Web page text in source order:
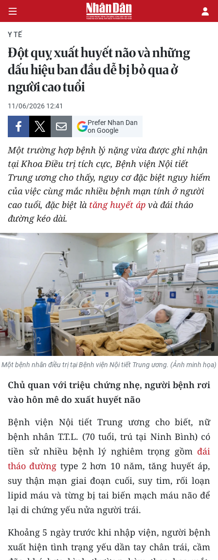
CHÍNH TRỊ
KINH TẾ
VĂN HÓA
XÃ HỘI
PHÁP LUẬT
DU LỊCH
THẾ GIỚI
THỂ THAO
GIÁO DỤC
KHOA HỌC - CÔNG NGHỆ
MÔI TRƯỜNG
BẠN ĐỌC
KIỂM CHỨNG THÔNG TIN
TRI THỨC CHUYÊN SÂU
54 DÂN TỘC VIỆT NAM
CHƯƠNG TRÌNH OCOP - MỖI XÃ
MỘT SẢN PHẨM
RADIO
MEDIA CENTER
E-Magazine
Video
Y TẾ
Đột quỵ xuất huyết não và những
dấu hiệu ban đầu dễ bị bỏ qua ở
người cao tuổi
11/06/2026 12:41
Prefer Nhan Dan
on Google
Một trường hợp bệnh lý nặng vừa được ghi nhận
tại Khoa Điều trị tích cực, Bệnh viện Nội tiết
Trung ương cho thấy, nguy cơ đặc biệt nguy hiểm
của việc cùng mắc nhiều bệnh mạn tính ở người
cao tuổi, đặc biệt là tăng huyết áp và đái tháo
đường kéo dài.
Một bệnh nhân điều trị tại Bệnh viện Nội tiết Trung ương. (Ảnh minh họa)
Chủ quan với triệu chứng nhẹ, người bệnh rơi
vào hôn mê do xuất huyết não
Bệnh viện Nội tiết Trung ương cho biết, nữ
bệnh nhân T.T.L. (70 tuổi, trú tại Ninh Bình) có
tiền sử nhiều bệnh lý nghiêm trọng gồm đái
tháo đường type 2 hơn 10 năm, tăng huyết áp,
suy thận mạn giai đoạn cuối, suy tim, rối loạn
lipid máu và từng bị tai biến mạch máu não để
lại di chứng yếu nửa người trái.
Khoảng 5 ngày trước khi nhập viện, người bệnh
xuất hiện tình trạng yếu dần tay chân trái, cầm